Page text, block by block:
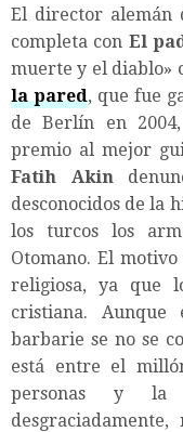
El director alemán
completa con El
muerte y el diablo»
la pared, que fue
de Berlín en
premio al mejor
Fatih Akin
desconocidos de la
los turcos los
Otomano. El
religiosa, ya que
cristiana.
barbarie se no se
está entre el
personas y la